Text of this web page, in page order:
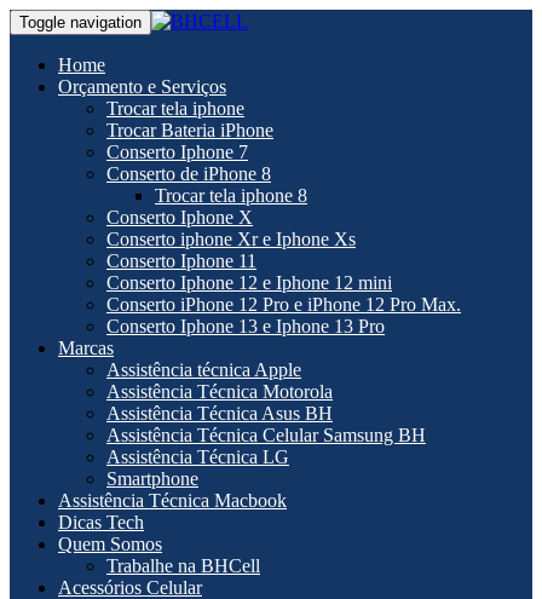
Toggle navigation
Home
Orçamento e Serviços
Trocar tela iphone
Trocar Bateria iPhone
Conserto Iphone 7
Conserto de iPhone 8
Trocar tela iphone 8
Conserto Iphone X
Conserto iphone Xr e Iphone Xs
Conserto Iphone 11
Conserto Iphone 12 e Iphone 12 mini
Conserto iPhone 12 Pro e iPhone 12 Pro Max.
Conserto Iphone 13 e Iphone 13 Pro
Marcas
Assistência técnica Apple
Assistência Técnica Motorola
Assistência Técnica Asus BH
Assistência Técnica Celular Samsung BH
Assistência Técnica LG
Smartphone
Assistência Técnica Macbook
Dicas Tech
Quem Somos
Trabalhe na BHCell
Acessórios Celular